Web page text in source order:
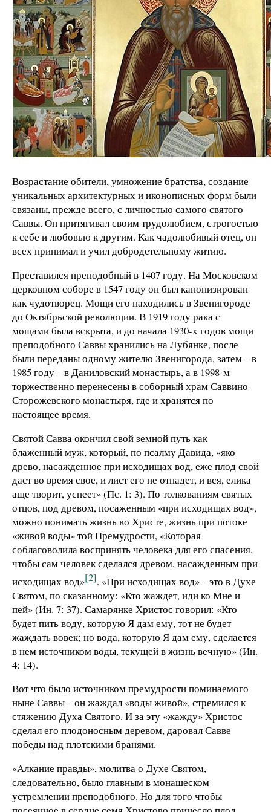
Возрастание обители, умножение братства, создание
уникальных архитектурных и иконописных форм были
связаны, прежде всего, с личностью самого святого
Саввы. Он притягивал своим трудолюбием, строгостью
к себе и любовью к другим. Как чадолюбивый отец, он
всех принимал и учил добродетельному житию.
Преставился преподобный в 1407 году. На Московском
церковном соборе в 1547 году он был канонизирован
как чудотворец. Мощи его находились в Звенигороде
до Октябрьской революции. В 1919 году рака с
мощами была вскрыта, и до начала 1930-х годов мощи
преподобного Саввы хранились на Лубянке, после
были переданы одному жителю Звенигорода, затем – в
1985 году – в Даниловский монастырь, а в 1998-м
торжественно перенесены в соборный храм Саввино-
Сторожевского монастыря, где и хранятся по
настоящее время.
Святой Савва окончил свой земной путь как
блаженный муж, который, по псалму Давида, «яко
древо, насажденное при исходищах вод, еже плод свой
даст во время свое, и лист его не отпадет, и вся, елика
аще творит, успеет» (Пс. 1: 3). По толкованиям святых
отцов, под древом, посаженным «при исходищах вод»,
можно понимать жизнь во Христе, жизнь при потоке
«живой воды» той Премудрости, «Которая
соблаговолила воспринять человека для его спасения,
чтобы сам человек сделался древом, насажденным при
исходищах вод»[2]. «При исходищах вод» – это в Духе
Святом, по сказанному: «Кто жаждет, иди ко Мне и
пей» (Ин. 7: 37). Самарянке Христос говорил: «Кто
будет пить воду, которую Я дам ему, тот не будет
жаждать вовек; но вода, которую Я дам ему, сделается
в нем источником воды, текущей в жизнь вечную» (Ин.
4: 14).
Вот что было источником премудрости поминаемого
ныне Саввы – он жаждал «воды живой», стремился к
стяжению Духа Святого. И за эту «жажду» Христос
сделал его плодоносным деревом, даровал Савве
победы над плотскими бранями.
«Алкание правды», молитва о Духе Святом,
следовательно, было главным в монашеском
устремлении преподобного. Но для того чтобы